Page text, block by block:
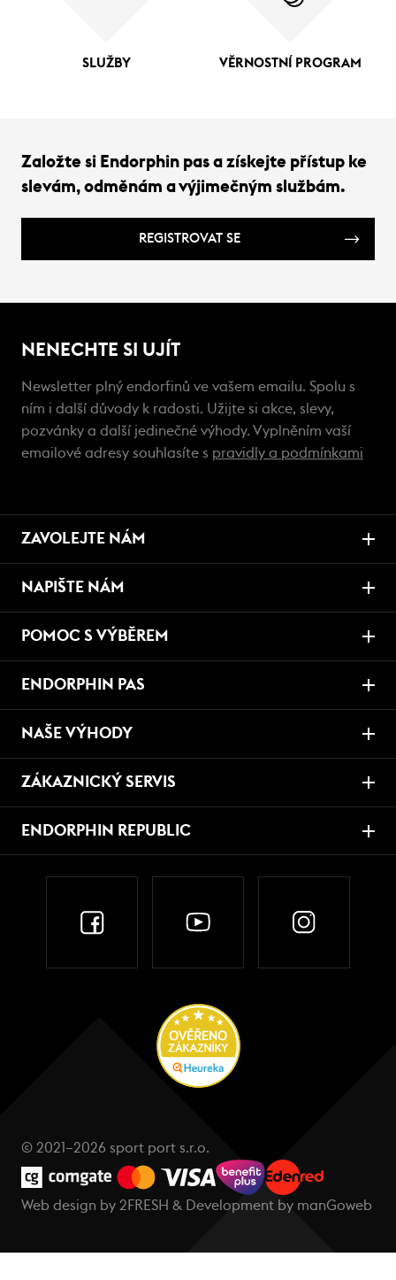
SLUŽBY VĚRNOSTNÍ PROGRAM
Založte si Endorphin pas a získejte přístup ke
slevám, odměnám a výjimečným službám.
REGISTROVAT SE
NENECHTE SI UJÍT
Newsletter plný endorfinů ve vašem emailu. Spolu s
ním i další důvody k radosti. Užijte si akce, slevy,
pozvánky a další jedinečné výhody. Vyplněním vaší
emailové adresy souhlasíte s pravidly a podmínkami
ZAVOLEJTE NÁM
NAPIŠTE NÁM
POMOC S VÝBĚREM
ENDORPHIN PAS
NAŠE VÝHODY
ZÁKAZNICKÝ SERVIS
ENDORPHIN REPUBLIC
© 2021–2026 sport port s.r.o.
Web design by 2FRESH & Development by manGoweb